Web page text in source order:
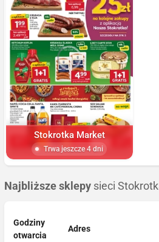
Stokrotka Market
Trwa jeszcze 4 dni
Najbliższe sklepy sieci
Godziny
otwarcia
Adres